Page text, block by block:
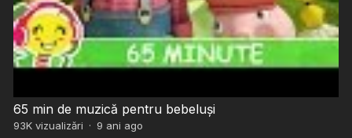
65 min de muzică pentru bebeluși
93Kvizualizări · 9 ani ago